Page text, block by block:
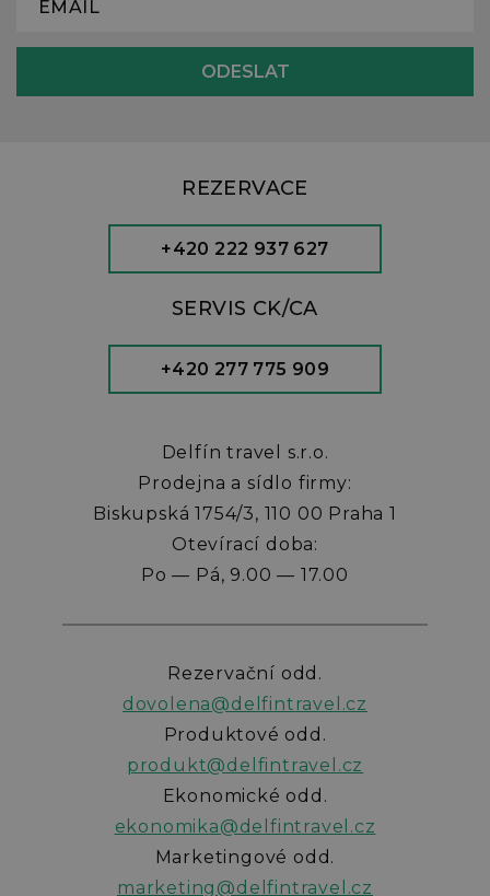
REZERVACE
+420 222 937 627
SERVIS CK/CA
+420 277 775 909
Delfín travel s.r.o.
Prodejna a sídlo firmy:
Biskupská 1754/3, 110 00 Praha 1
Otevírací doba:
Po — Pá, 9.00 — 17.00
Rezervační odd.
dovolena@delfintravel.cz
Produktové odd.
produkt@delfintravel.cz
Ekonomické odd.
ekonomika@delfintravel.cz
Marketingové odd.
marketing@delfintravel.cz